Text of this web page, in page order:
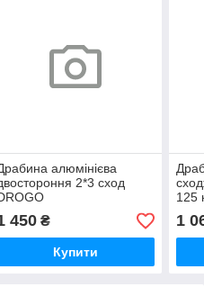
алюмінієва
2*3 сход
450₴
Купити
125
1